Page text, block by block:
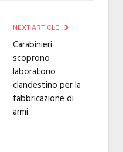
NEXT ARTICLE
Carabinieri
scoprono
laboratorio
clandestino per la
fabbricazione di
armi